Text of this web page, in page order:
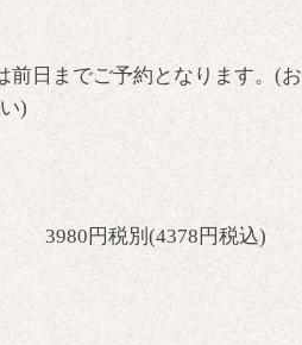
前日までご予約となります。(お
)
円税別(4378円税込)